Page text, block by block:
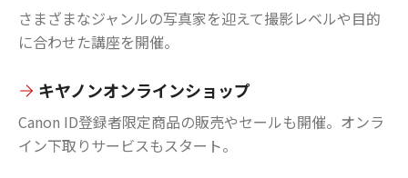
さまざまなジャンルの写真家を迎えて撮影レベルや目的
に合わせた講座を開催。
キヤノンオンラインショップ
Canon ID登録者限定商品の販売やセールも開催。オンラ
イン下取りサービスもスタート。